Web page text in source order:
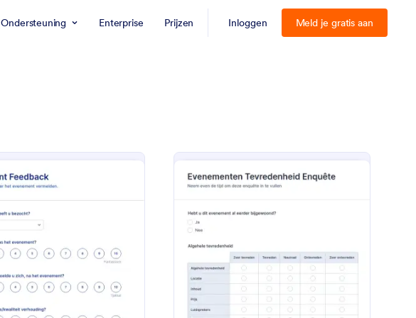
Ondersteuning Enterprise Prijzen Inloggen Meld je gratis aan
: Evenement Feedback Enquêteformulier
Voorbeeld: Evenementen